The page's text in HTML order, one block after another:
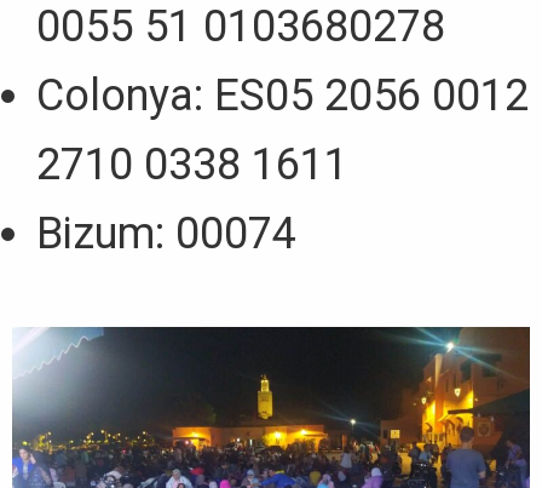
0055 51 0103680278
Colonya: ES05 2056 0012
2710 0338 1611
Bizum: 00074